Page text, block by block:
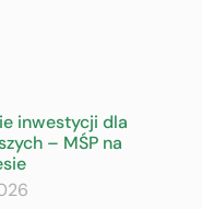
inwestycji dla
– MŚP na